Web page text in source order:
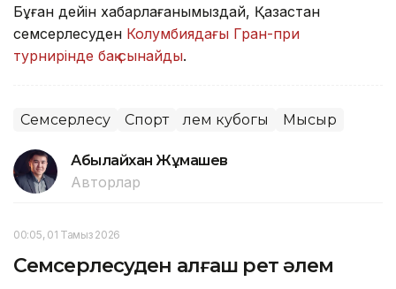
Бұған дейін хабарлағанымыздай, Қазақстан
семсерлесуден Колумбиядағы Гран-при
турнирінде бақ сынайды.
Семсерлесу Спорт әлем кубогы Мысыр
Абылайхан Жұмашев
Авторлар
00:05, 01 Тамыз 2026
Семсерлесуден алғаш рет әлем